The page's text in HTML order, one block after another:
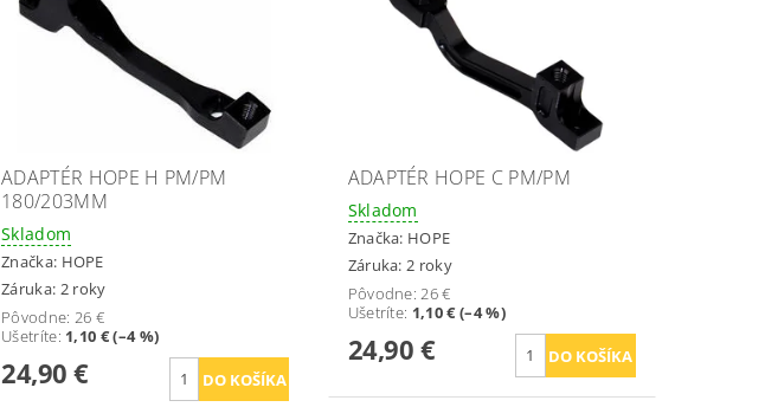
ADAPTÉR HOPE H PM/PM
180/203MM
Skladom
Značka: HOPE
Záruka: 2 roky
Pôvodne: 26 €
Ušetríte: 1,10 € (–4 %)
24,90 €
ADAPTÉR HOPE C PM/PM
Skladom
Značka: HOPE
Záruka: 2 roky
Pôvodne:26 €
Ušetríte: 1,10 € (–4 %)
24,90 €